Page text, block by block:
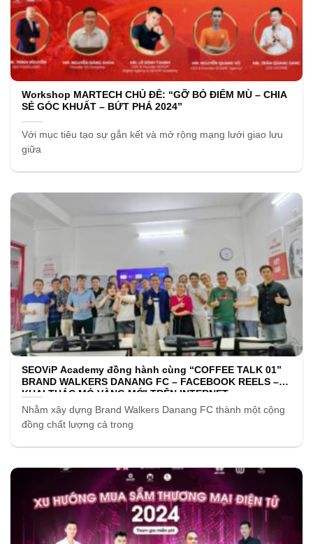
Workshop MARTECH CHỦ ĐỀ: “GỠ BỎ ĐIỂM MÙ – CHIA
SẺ GÓC KHUẤT – BỨT PHÁ 2024”
Với mục tiêu tạo sự gắn kết và mở rộng mạng lưới giao lưu
giữa
SEOViP Academy đồng hành cùng “COFFEE TALK 01”
BRAND WALKERS DANANG FC – FACEBOOK REELS –
KHAI THÁC MỎ VÀNG MỚI TRÊN INTERNET
Nhằm xây dựng Brand Walkers Danang FC thành một cộng
đồng chất lượng cả trong